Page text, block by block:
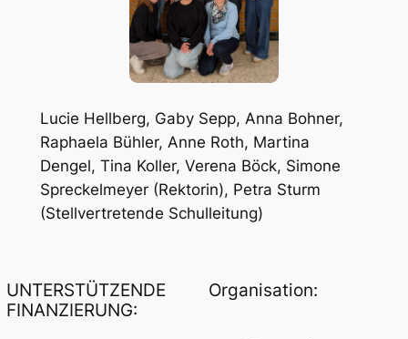
Lucie Hellberg, Gaby Sepp, Anna Bohner,
Raphaela Bühler, Anne Roth, Martina
Dengel, Tina Koller, Verena Böck, Simone
Spreckelmeyer (Rektorin), Petra Sturm
(Stellvertretende Schulleitung)
UNTERSTÜTZENDE
FINANZIERUNG:
Organisation: